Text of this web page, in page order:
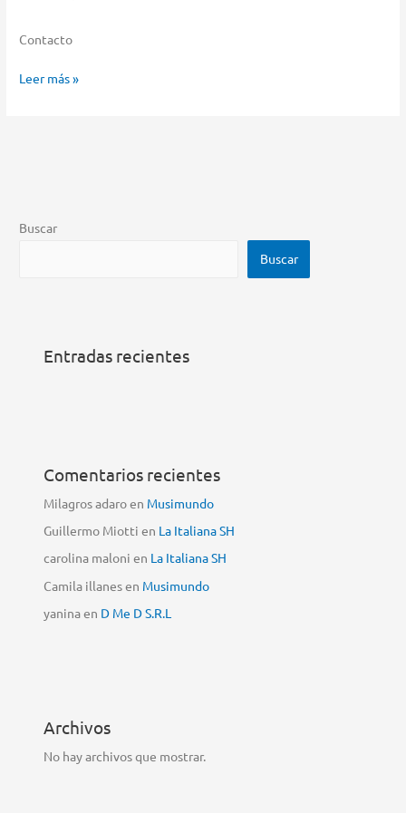
Contacto
Musimundo
Leer más »
Buscar
Buscar
Entradas recientes
Comentarios recientes
Milagros adaroen Musimundo
Guillermo Miotti en La Italiana SH
carolina maloni en La Italiana SH
Camila illanesen Musimundo
yaninaen D Me D S.R.L
Archivos
No hay archivos que mostrar.